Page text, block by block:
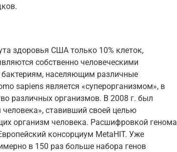
здоровья США только 10% клеток,
собственно человеческими
населяющим различные
sapiens является «суперорганизмом», в
различных организмов. В 2008 г. был
ставивший своей целью
организм человека. Расшифровкой генома
консорциум MetaHIT. Уже
в 150 раз больше набора генов